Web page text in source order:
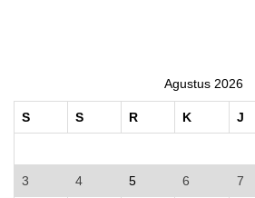
Agustus 2026
S S R K J
3 4 5 6 7